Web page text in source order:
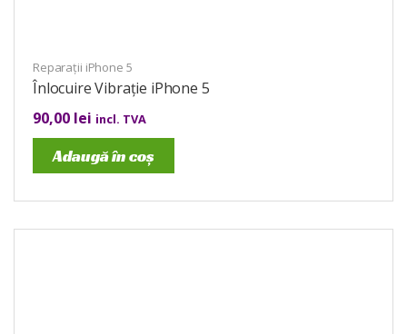
Reparații iPhone 5
Înlocuire Vibrație iPhone 5
90,00 lei incl. TVA
Adaugă în coș